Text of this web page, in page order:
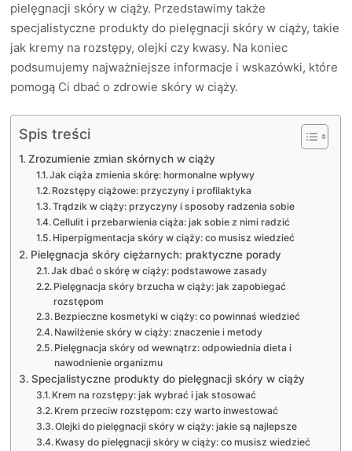
pielęgnacji skóry w ciąży. Przedstawimy także
specjalistyczne produkty do pielęgnacji skóry w ciąży, takie
jak kremy na rozstępy, olejki czy kwasy. Na koniec
podsumujemy najważniejsze informacje i wskazówki, które
pomogą Ci dbać o zdrowie skóry w ciąży.
Spis treści
Zrozumienie zmian skórnych w ciąży
Jak ciąża zmienia skórę: hormonalne wpływy
Rozstępy ciążowe: przyczyny i profilaktyka
Trądzik w ciąży: przyczyny i sposoby radzenia sobie
Cellulit i przebarwienia ciąża: jak sobie z nimi radzić
Hiperpigmentacja skóry w ciąży: co musisz wiedzieć
Pielęgnacja skóry ciężarnych: praktyczne porady
Jak dbać o skórę w ciąży: podstawowe zasady
Pielęgnacja skóry brzucha w ciąży: jak zapobiegać
rozstępom
Bezpieczne kosmetyki w ciąży: co powinnaś wiedzieć
Nawilżenie skóry w ciąży: znaczenie i metody
Pielęgnacja skóry od wewnątrz: odpowiednia dieta i
nawodnienie organizmu
Specjalistyczne produkty do pielęgnacji skóry w ciąży
Krem na rozstępy: jak wybrać i jak stosować
Krem przeciw rozstępom: czy warto inwestować
Olejki do pielęgnacji skóry w ciąży: jakie są najlepsze
Kwasy do pielęgnacji skóry w ciąży: co musisz wiedzieć